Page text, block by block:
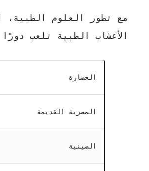
مع تطور العلوم الطبية،
الأعشاب الطبية تلعب
الحضارة
المصرية القديمة
الصينية